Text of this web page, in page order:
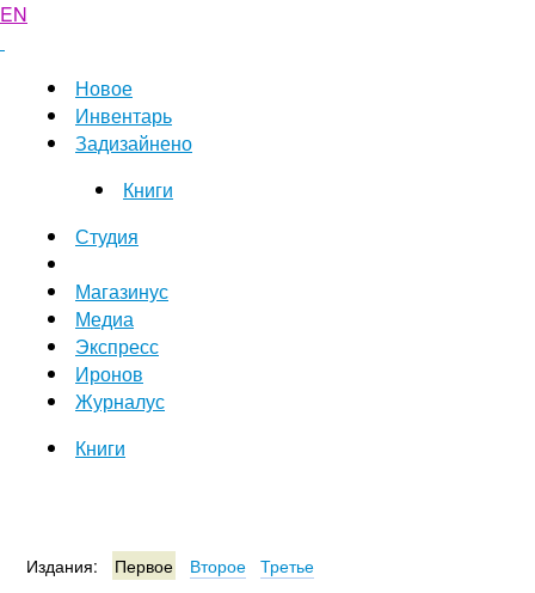
EN
Новое
Инвентарь
Задизайнено
Книги
Студия
Магазинус
Медиа
Экспресс
Иронов
Журналус
Книги
Издания: Первое Второе Третье